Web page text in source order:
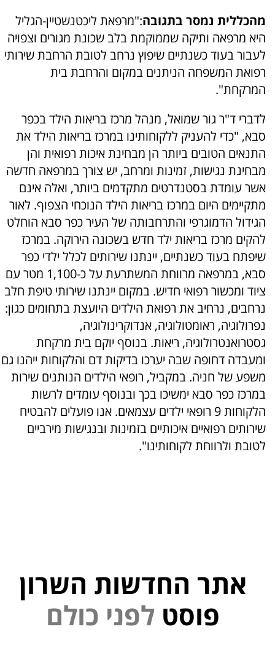
מהכללית נמסר בתגובה:"מרפאת ליכטנשטיין-הגליל
היא מרפאה ותיקה שממוקמת בלב שכונת מגורים וצפויה
לעבור בעוד כשנתיים שיפוץ נרחב לטובת הרחבת שירותי
רפואת המשפחה הניתנים במקום והרחבת בית
המרקחת".
לדברי ד"ר גור שמואל, מנהל מרכז בריאות הילד בכפר
סבא, "כדי להעניק ללקוחותינו במרכז בריאות הילד את
התנאים הטובים ביותר הן מבחינת איכות רפואית והן
מבחינת נגישות, זמינות ומרחב, יש צורך במרפאה חדשה
אשר עומדת בסטנדרטים מתקדמים ביותר, ואלה אינם
מתקיימים היום במרכז בריאות הילד הנוכחי הצפוף. לאור
הגידול הדמוגרפי והתרחבותה של העיר כפר סבא הוחלט
להקים מרכז בריאות ילד חדש בשכונה הירוקה. במרכז
שיפתח בעוד כשנתיים, יינתנו שירותים לכלל ילדי כפר
סבא, במרפאה מרווחת המשתרעת על כ-1,100 מטר עם
ציוד ומכשור רפואי חדיש. במקום יינתנו שירותי טיפת חלב
נרחבים, נרחיב את רפואת הילדים היועצת בתחומים כגון:
נפרולוגיה, ראומטולוגיה, אנדוקרינולוגיה,
גסטרואנטרולוגיה, ריאות. בנוסף יוקם בית מרקחת
ומעבדה דחופה שבה יערכו בדיקות דם והלקוחות ייהנו גם
משפע של חניה. במקביל, רופאי הילדים הנותנים שירות
במרכז כפר סבא ימשיכו בכך ובנוסף עומדים לרשות
הלקוחות 9 רופאי ילדים עצמאים. אנו פועלים להבטיח
שירותים רפואיים איכותיים בזמינות ובנגישות מירביים
לטובת ולרווחת לקוחותינו".
אתר החדשות השרון
פוסט